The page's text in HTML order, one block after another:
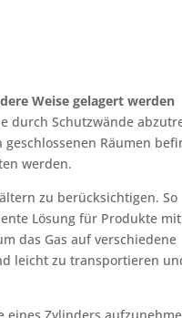
Weise gelagert werden
durch Schutzwände
Räumen
werden.
zu berücksichtigen. So
Lösung für Produkte mit
das Gas auf verschiedene
leicht zu transportieren
eines Zylinders